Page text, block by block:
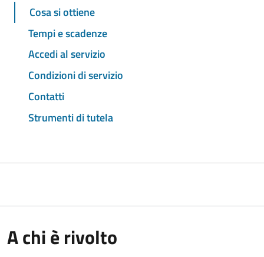
Cosa si ottiene
Tempi e scadenze
Accedi al servizio
Condizioni di servizio
Contatti
Strumenti di tutela
A chi è rivolto